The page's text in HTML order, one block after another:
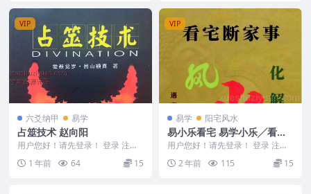
VIP
六爻纳甲 易学
占筮技术 赵向阳
用户您好！请先登录！ 登录 注册
1 年前 64 15
VIP
易学 阳宅风水
易小乐看宅 易学小乐╱看宅
断家事与风水化解308P
用户您好！请先登录！ 登录 注册
易学小乐╱看宅断家事与风水化解
308P 240...
2 年前 115 15